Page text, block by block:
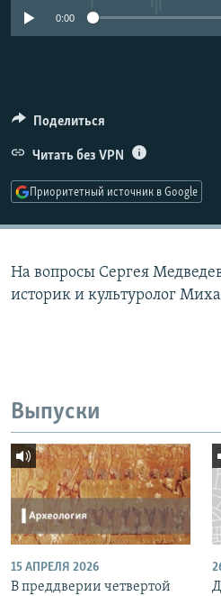
РАСПИСАНИЕ ВЕЩАНИЯ
0:00
Поделиться
Читать без VPN
Приоритетный источник в Google
На вопросы Сергея
историк и культуролог
Выпуски
15 АПРЕЛЯ 2026
В преддверии четвертой